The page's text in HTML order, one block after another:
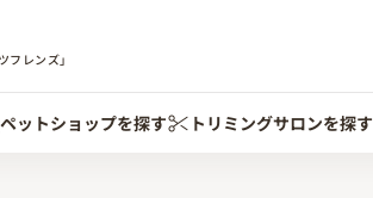
レンズ」
ペットショップを探す トリミングサロンを探す